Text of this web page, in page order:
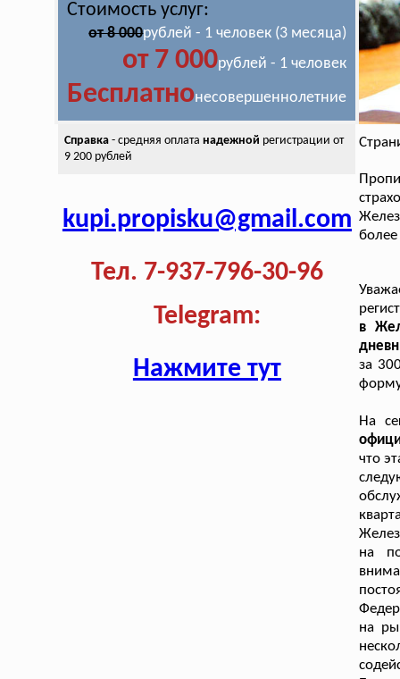
Стоимость услуг:
от 8 000рублей - 1 человек (3 месяца)
от 7 000рублей - 1 человек
Бесплатнонесовершеннолетние
Справка - средняя оплатанадежной регистрации от
9 200 рублей
kupi.propisku@gmail.com
Тел. 7-937-796-30-96
Telegram:
Нажмите тут
в
за
форму
На
что
на
на